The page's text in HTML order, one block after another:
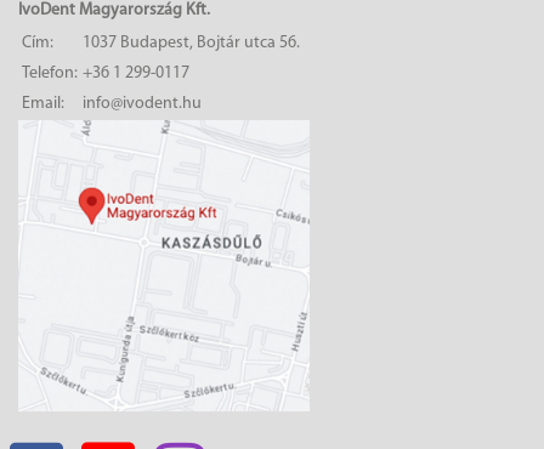
IvoDent Magyarország Kft.
Cím:
1037 Budapest, Bojtár utca 56.
Telefon: +36 1 299-0117
Email:
info@ivodent.hu